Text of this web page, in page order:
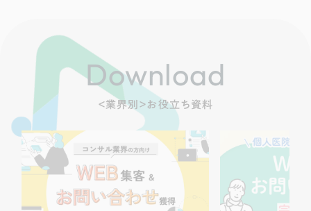
Download
＜業界別＞お役立ち資料